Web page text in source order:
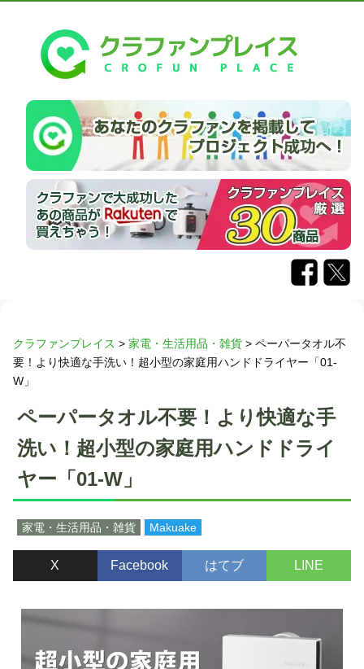
クラファンプレイス > 家電・生活用品・雑貨 > ペーパータオル不
要！より快適な手洗い！超小型の家庭用ハンドドライヤー「01-
W」
ペーパータオル不要！より快適な手
洗い！超小型の家庭用ハンドドライ
ヤー「01-W」
家電・生活用品・雑貨 Makuake
X Facebook はてブ LINE